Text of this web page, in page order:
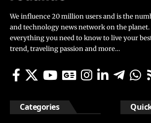
We influence 20 million users and is the
and technology news network on the planet.
everything you need to know to live your
trend, traveling passion and more…
Categories